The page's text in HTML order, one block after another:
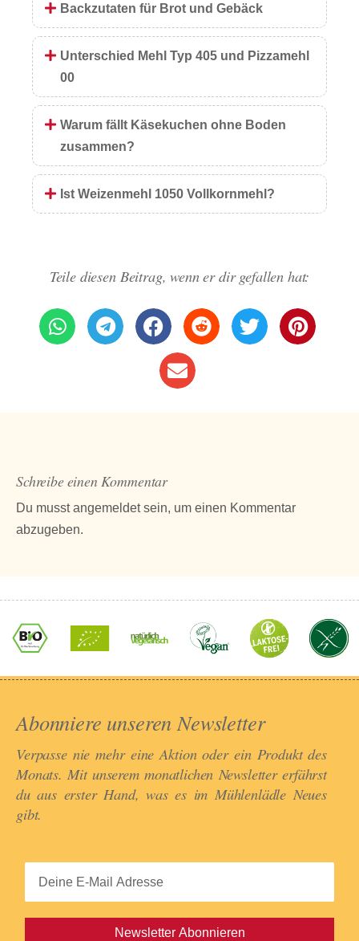
Backzutaten für Brot und Gebäck
Unterschied Mehl Typ 405 und Pizzamehl
00
Warum fällt Käsekuchen ohne Boden
zusammen?
Ist Weizenmehl 1050 Vollkornmehl?
Teile diesen Beitrag, wenn er dir gefallen hat:
Schreibe einen Kommentar
Du musstangemeldetsein, um einen Kommentar
abzugeben.
Abonniere unseren Newsletter​
Verpasse nie mehr eine Aktion oder ein Produkt des
Monats. Mit unserem monatlichen Newsletter erfährst
du aus erster Hand, was es im Mühlenlädle Neues
gibt.​
Newsletter Abonnieren